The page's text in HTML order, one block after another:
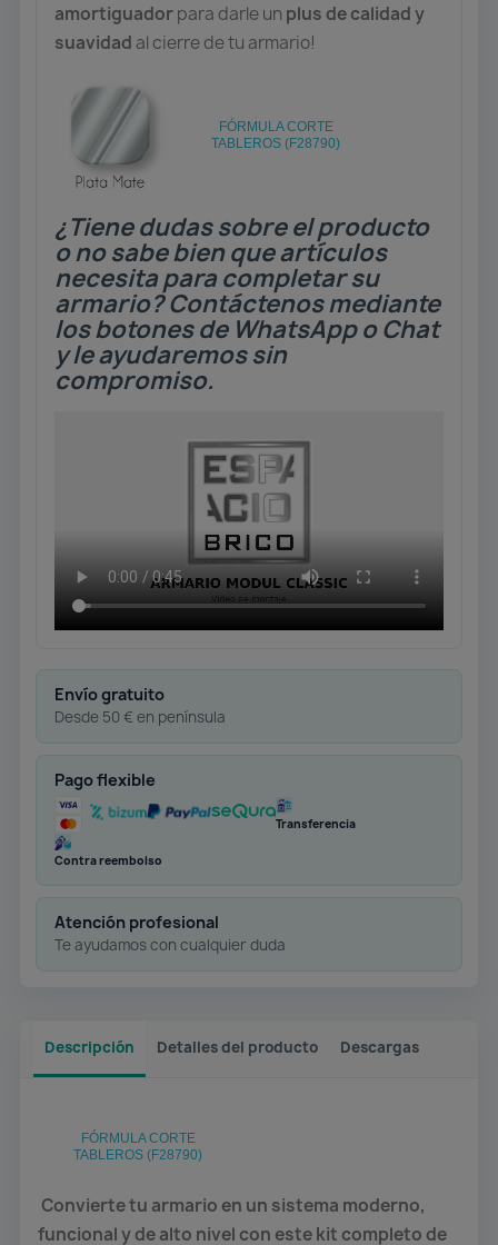
amortiguadorpara darle un plus de calidad y
suavidad al cierre de tu armario!
FÓRMULA CORTE
TABLEROS (F28790)
¿Tiene dudas sobre el producto
o no sabe bien que artículos
necesita para completar su
armario? Contáctenos mediante
los botones de WhatsApp o Chat
y le ayudaremos sin
compromiso.
Envío gratuito
Desde 50 € en península
Pago flexible
Transferencia
Contra reembolso
Atención profesional
Te ayudamos con cualquier duda
Descripción Detalles del producto Descargas
FÓRMULA CORTE
TABLEROS (F28790)
Convierte tu armario en un sistema moderno,
funcional y de alto nivel con este kit completo de